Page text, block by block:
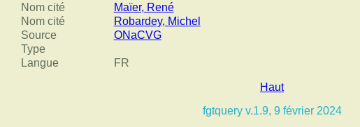
Nom cité
Maïer, René
Nom cité
Robardey, Michel
Source
ONaCVG
Type
Langue
FR
Haut
fgtquery v.1.9, 9 février 2024